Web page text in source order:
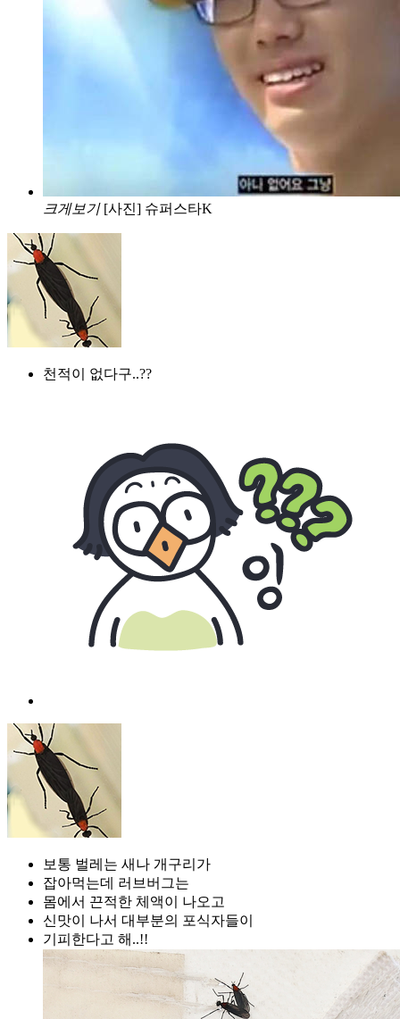
크게보기 [사진] 슈퍼스타K
천적이 없다구..??
보통 벌레는 새나 개구리가
잡아먹는데 러브버그는
몸에서 끈적한 체액이 나오고
신맛이 나서 대부분의 포식자들이
기피한다고 해..!!